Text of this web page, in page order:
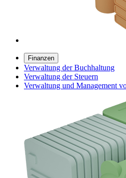
Finanzen
Verwaltung der Buchhaltung
Verwaltung der Steuern
Verwaltung und Management